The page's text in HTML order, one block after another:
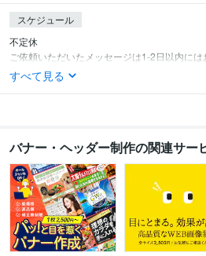
スケジュール
不定休
ご依頼いただいたメッセージは1-2日以内には
すべて見る
バナー・ヘッダー制作の関連サー